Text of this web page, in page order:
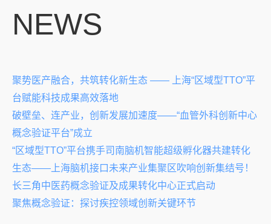
NEWS
聚势医产融合，共筑转化新生态 —— 上海“区域型TTO”平
台赋能科技成果高效落地
破壁垒、连产业，创新发展加速度——“血管外科创新中心
概念验证平台”成立
“区域型TTO”平台携手司南脑机智能超级孵化器共建转化
生态——上海脑机接口未来产业集聚区吹响创新集结号！
长三角中医药概念验证及成果转化中心正式启动
聚焦概念验证：探讨疾控领域创新关键环节